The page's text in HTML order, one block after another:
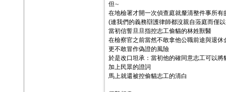
但∼
在地檢署才開一次偵查庭就釐清整件事所有
(連我們的義務辯護律師都沒親自蒞庭而僅
當初信誓旦旦指控志工偷貓的林姓獸醫
在檢察官之前當然不敢拿他公職前途與退休
更不敢冒作偽證的風險
於是改口坦承：當初他的確同意志工可以
加上民眾的證詞
馬上就還被控偷貓志工的清白